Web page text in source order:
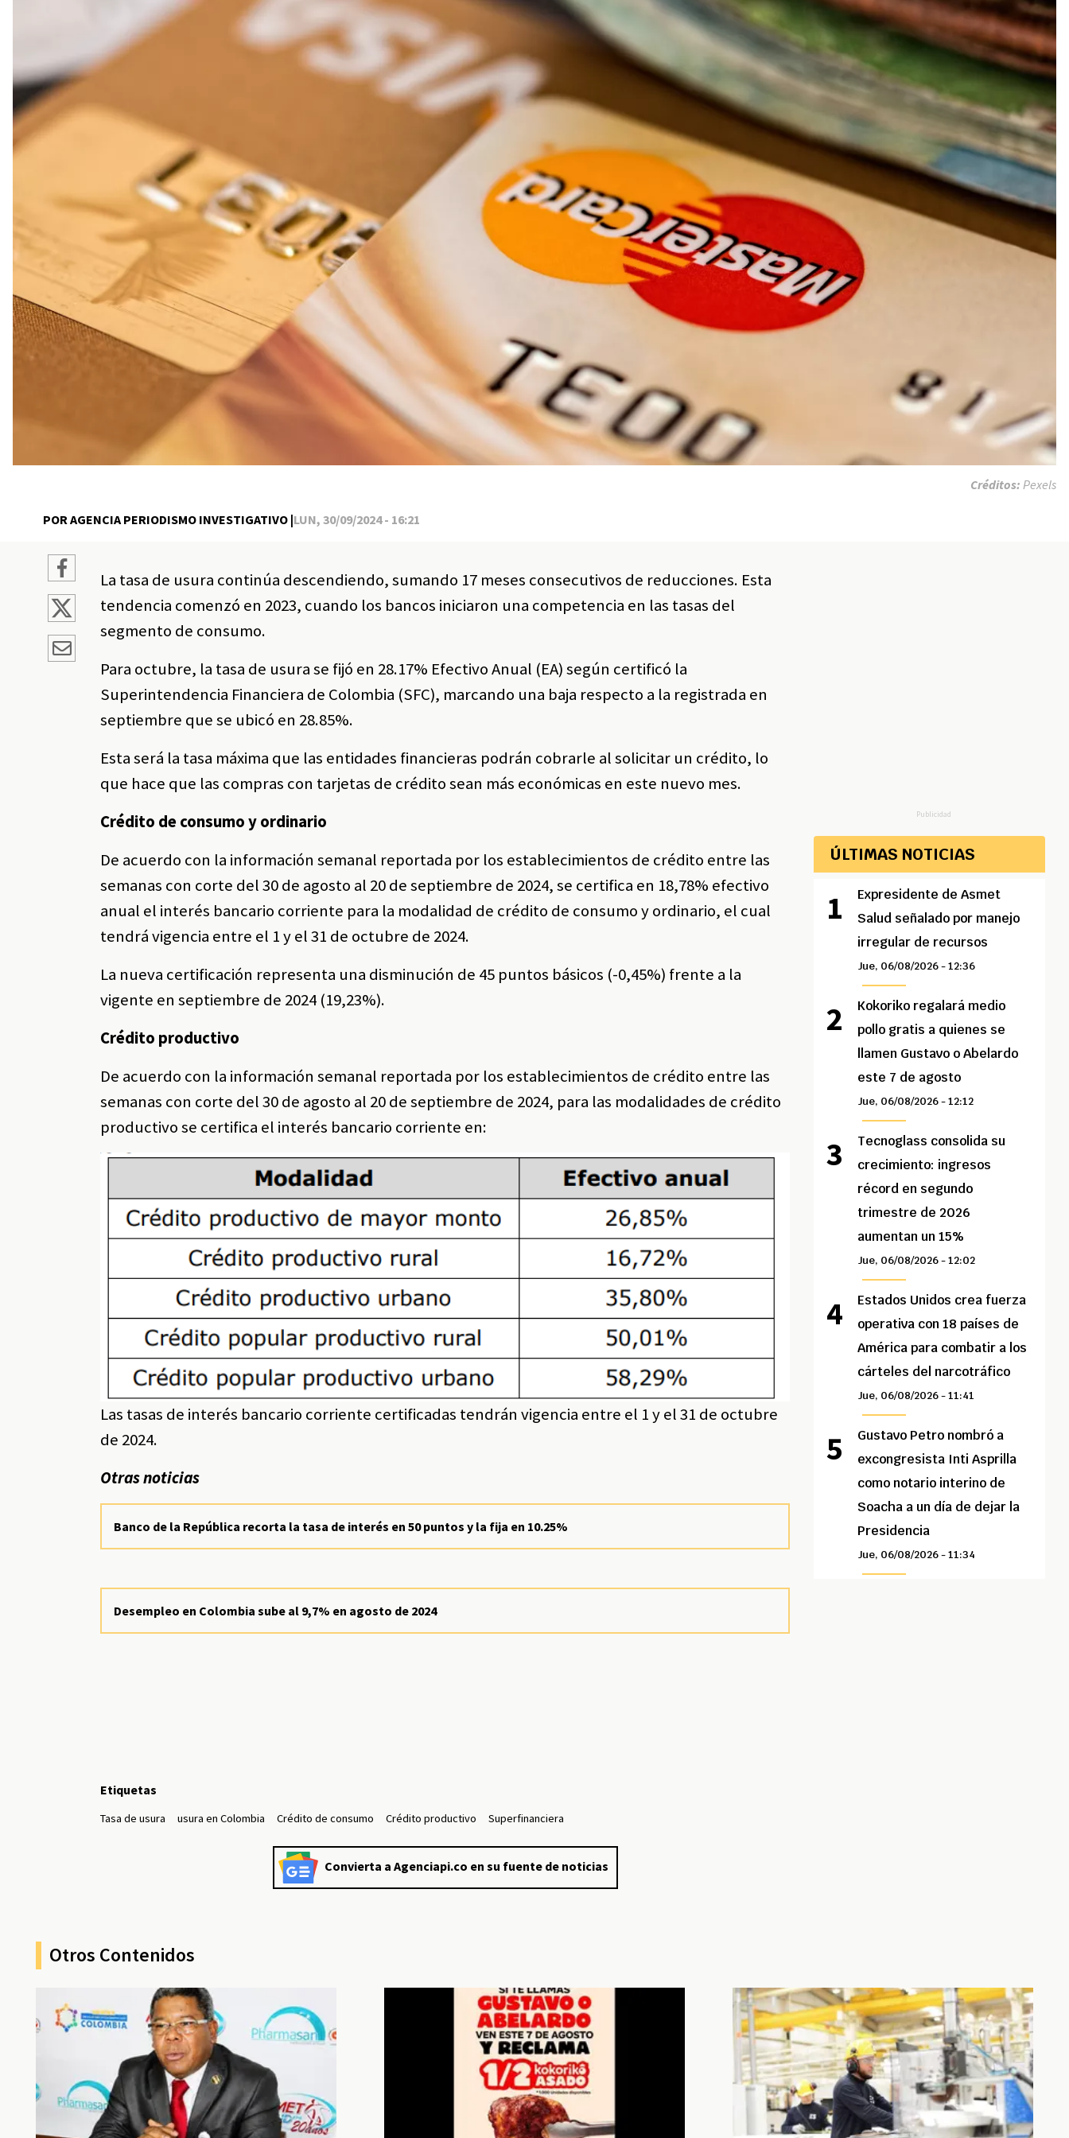
POR AGENCIA PERIODISMO INVESTIGATIVO |LUN, 30/09/2024 - 16:21
Créditos: Pexels
La tasa de usura continúa descendiendo, sumando 17 meses consecutivos de reducciones. Esta
tendencia comenzó en 2023, cuando los bancos iniciaron una competencia en las tasas del
segmento de consumo.
Para octubre, la tasa de usura se fijó en 28.17% Efectivo Anual (EA) según certificó la
Superintendencia Financiera de Colombia (SFC), marcando una baja respecto a la registrada en
septiembre que se ubicó en 28.85%.
Esta será la tasa máxima que las entidades financieras podrán cobrarle al solicitar un crédito, lo
que hace que las compras con tarjetas de crédito sean más económicas en este nuevo mes.
Crédito de consumo y ordinario
De acuerdo con la información semanal reportada por los establecimientos de crédito entre las
semanas con corte del 30 de agosto al 20 de septiembre de 2024, se certifica en 18,78% efectivo
anual el interés bancario corriente para la modalidad de crédito de consumo y ordinario, el cual
tendrá vigencia entre el 1 y el 31 de octubre de 2024.
La nueva certificación representa una disminución de 45 puntos básicos (-0,45%) frente a la
vigente en septiembre de 2024 (19,23%).
Crédito productivo
De acuerdo con la información semanal reportada por los establecimientos de crédito entre las
semanas con corte del 30 de agosto al 20 de septiembre de 2024, para las modalidades de crédito
productivo se certifica el interés bancario corriente en:
Las tasas de interés bancario corriente certificadas tendrán vigencia entre el 1 y el 31 de octubre
de 2024.
Otras noticias
Banco de la República recorta la tasa de interés en 50 puntos y la fija en 10.25%
Desempleo en Colombia sube al 9,7% en agosto de 2024
Etiquetas
Tasa de usura usura en Colombia Crédito de consumo Crédito productivo Superfinanciera
Convierta a Agenciapi.co en su fuente de noticias
Publicidad
ÚLTIMAS NOTICIAS
Expresidente de Asmet
Salud señalado por manejo
irregular de recursos
Jue, 06/08/2026 - 12:36
Kokoriko regalará medio
pollo gratis a quienes se
llamen Gustavo o Abelardo
este 7 de agosto
Jue, 06/08/2026 - 12:12
Tecnoglass consolida su
crecimiento: ingresos
récord en segundo
trimestre de 2026
aumentan un 15%
Jue, 06/08/2026 - 12:02
Estados Unidos crea fuerza
operativa con 18 países de
América para combatir a los
cárteles del narcotráfico
Jue, 06/08/2026 - 11:41
Gustavo Petro nombró a
excongresista Inti Asprilla
como notario interino de
Soacha a un día de dejar la
Presidencia
Jue, 06/08/2026 - 11:34
Otros Contenidos